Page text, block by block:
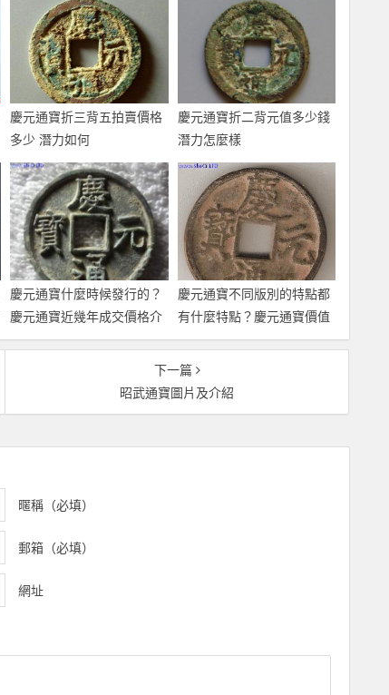
慶元通寶折三背五拍賣價格
多少 潛力如何
慶元通寶折二背元值多少錢
潛力怎麼樣
慶元通寶什麼時候發行的？
慶元通寶近幾年成交價格介
紹
慶元通寶不同版別的特點都
有什麼特點？慶元通寶價值
分析
下一篇
昭武通寶圖片及介紹
暱稱（必填）
郵箱（必填）
網址